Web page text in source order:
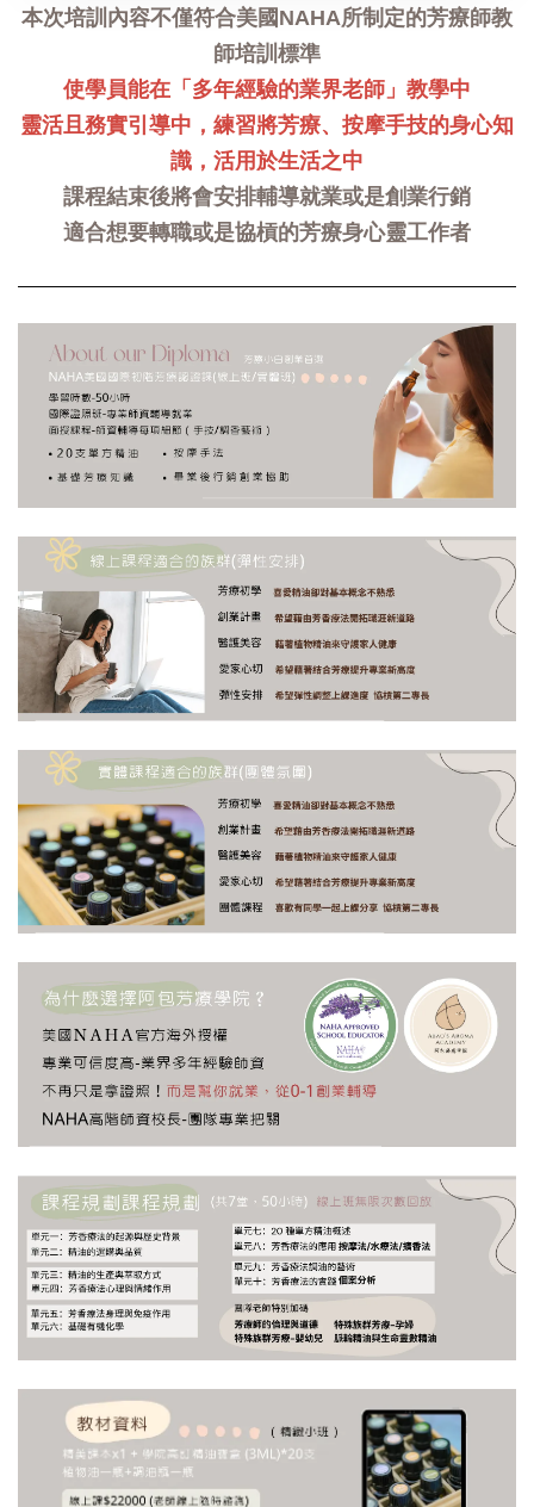
本次培訓內容不僅符合美國NAHA所制定的芳療師教
師培訓標準
使學員能在「多年經驗的業界老師」教學中
靈活且務實引導中，練習將芳療、按摩手技的身心知
識，活用於生活之中
課程結束後將會安排輔導就業或是創業行銷
適合想要轉職或是協槓的芳療身心靈工作者